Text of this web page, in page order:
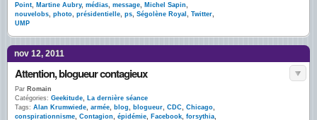
Point, Martine Aubry, médias, message, Michel Sapin,
nouvelobs, photo, présidentielle, ps, Ségolène Royal , Twitter,
UMP
nov 12, 2011
Attention, blogueur contagieux
Par Romain
Catégories: Geekitude, La dernière séance
Tags: Alan Krumwiede, armée, blog, blogueur, CDC, Chicago,
conspirationnisme, Contagion, épidémie, Facebook, forsythia,